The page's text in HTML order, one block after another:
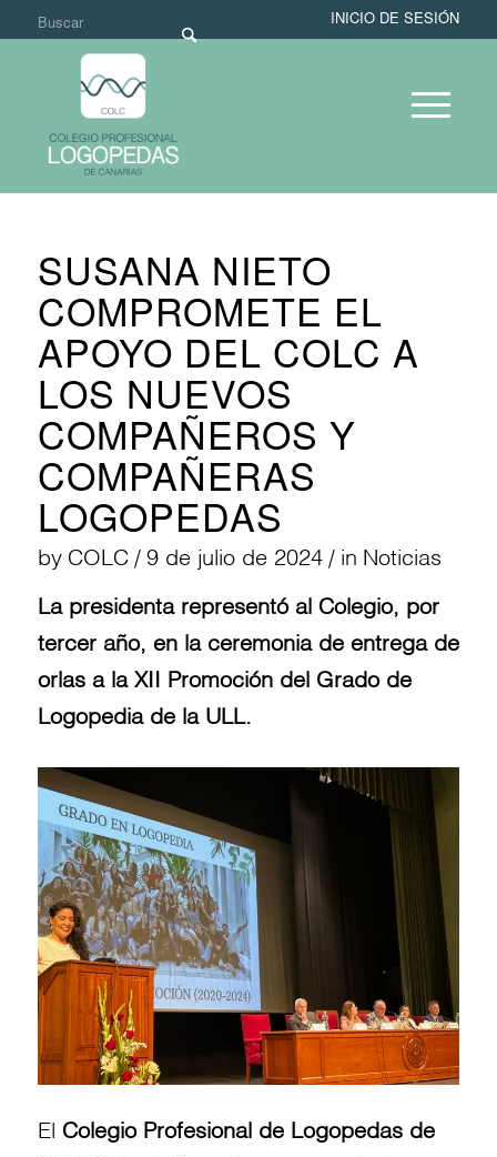
INICIO DE SESIÓN
SUSANA NIETO
COMPROMETE EL
APOYO DEL COLC A
LOS NUEVOS
COMPAÑEROS Y
COMPAÑERAS
LOGOPEDAS
by COLC / 9 de julio de 2024 / in Noticias
La presidenta representó al Colegio, por
tercer año, en la ceremonia de entrega de
orlas a la XII Promoción del Grado de
Logopedia de la ULL.
El Colegio Profesional de Logopedas de